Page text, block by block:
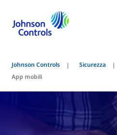
Johnson Controls Sicurezza
App mobili